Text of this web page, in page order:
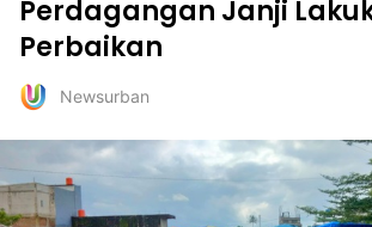
Perdagangan Janji
Perbaikan
Newsurban